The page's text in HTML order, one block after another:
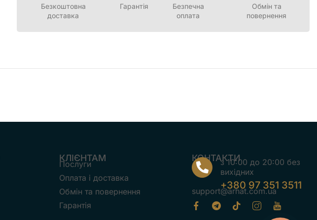
Безкоштовна
доставка
Гарантія
Безпечна
оплата
Обмін та
повернення
КЛІЄНТАМ
Послуги
Оплата і доставка
Обмін та повернення
Гарантія
КОНТАКТИз 10:00 до 20:00 без
вихідних
+380 97 351 3511
support@arhat.com.ua